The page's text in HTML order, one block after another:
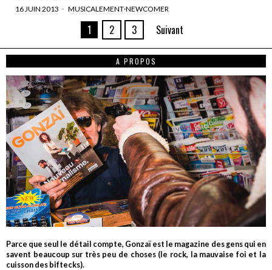
16 JUIN 2013 MUSICALEMENT·NEWCOMER
1 2 3 Suivant
A PROPOS
Parce que seul le détail compte, Gonzaï est le magazine des gens qui en
savent beaucoup sur très peu de choses (le rock, la mauvaise foi et la
cuisson des biftecks).